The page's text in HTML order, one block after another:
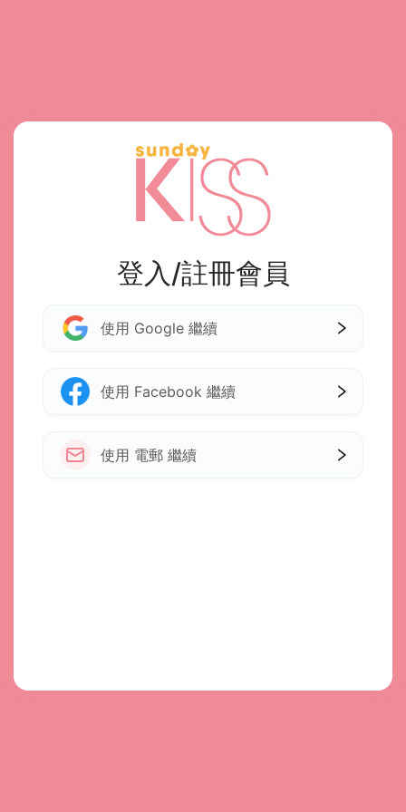
登入/註冊會員
使用 Google 繼續
使用 Facebook 繼續
使用 電郵 繼續